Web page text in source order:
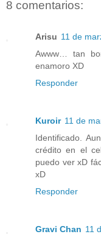
8 comentarios:
Arisu 11 de
Awww… tan
enamoro XD
Responder
Kuroir 11 de
Identificado.
crédito en el
puedo ver xD
xD
Responder
Gravi Chan 11